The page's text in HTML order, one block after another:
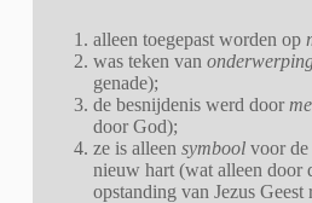
alleen toegepast worden op
was teken van
genade);
de besnijdenis werd door
door God);
ze is alleen symboolvoor de
nieuw hart (wat alleen door
opstanding van Jezus